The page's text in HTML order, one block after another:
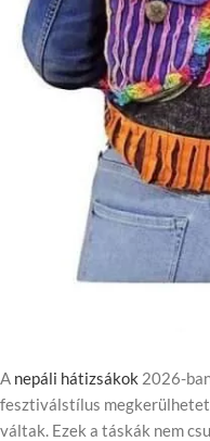
A nepáli hátizsákok 2026-
fesztiválstílus
váltak. Ezek a táskák nem